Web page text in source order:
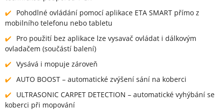
Pohodlné ovládání pomocí aplikace ETA SMART přímo z
mobilního telefonu nebo tabletu
Pro použití bez aplikace lze vysavač ovládat i dálkovým
ovladačem (součástí balení)
Vysává i mopuje zároveň
AUTO BOOST – automatické zvýšení sání na koberci
ULTRASONIC CARPET DETECTION – automatické vyhýbání se
koberci při mopování